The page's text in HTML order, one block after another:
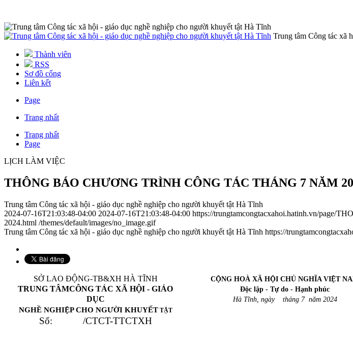
Trung tâm Công tác xã
Thành viên
RSS
Sơ đồ cổng
Liên kết
Page
Trang nhất
Trang nhất
Page
LỊCH LÀM VIỆC
THÔNG BÁO CHƯƠNG TRÌNH CÔNG TÁC THÁNG 7 NĂM
Trung tâm Công tác xã hội - giáo dục nghề nghiệp cho người khuyết tật Hà Tĩnh
2024-07-16T21:03:48-04:00 2024-07-16T21:03:48-04:00 https://trungtamcongtacxahoi.hatinh.vn/page/
2024.html /themes/default/images/no_image.gif
Trung tâm Công tác xã hội - giáo dục nghề nghiệp cho người khuyết tật Hà Tĩnh https://
SỞ LAO ĐỘNG-TB&XH HÀ TĨNH
TRUNG TÂMCÔNG TÁC XÃ HỘI - GIÁO
DỤC
NGHỀ NGHIỆP CHO NGƯỜI KHUYẾT TẬT
Số: /CTCT-TTCTXH
CỘNG HOÀ XÃ HỘI CHỦ NGHĨA VIỆT
Độc lập - Tự do - Hạnh phúc
Hà Tĩnh, ngày tháng 7 năm 2024